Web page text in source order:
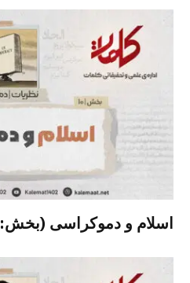
اسلام و دموکراسی (بخش: ۱۰)